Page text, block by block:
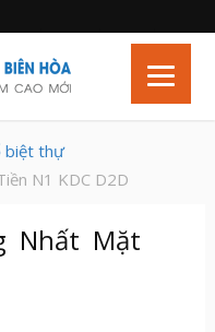
biệt thự
N1 KDC D2D
Nhất Mặt